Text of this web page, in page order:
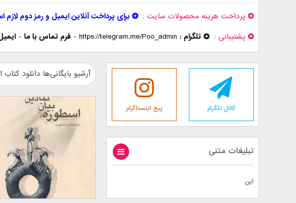
پرداخت هزینه محصولات سایت برای پرداخت آنلاین ایمیل و رمز دوم لازم
پشتیبانی
تلگرام : https://telegram.me/Poo_admin
- فرم تماس با ما -
آرشیو بایگانی‌ها دانلود
کانال تلگرام پیج اینستاگرام
تبلیغات متنی
این